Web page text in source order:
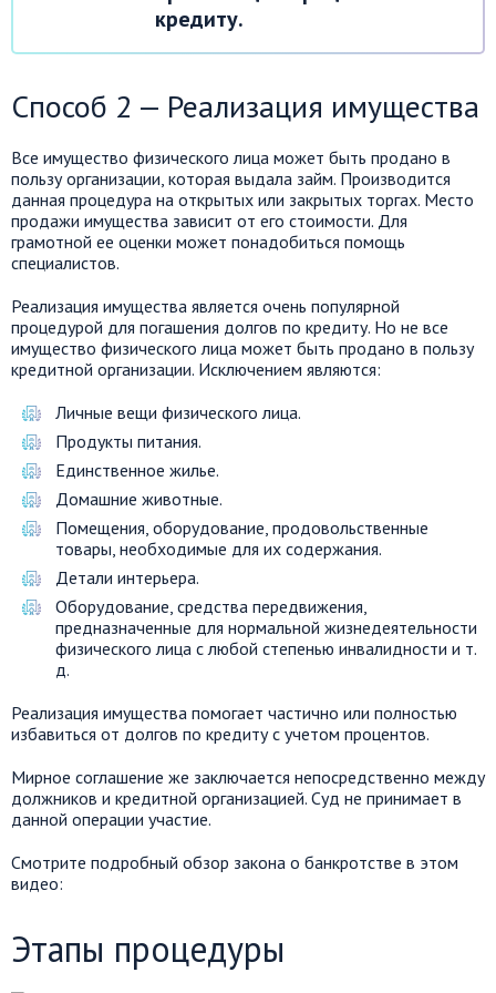
кредиту.
Способ 2 — Реализация имущества
Все имущество физического лица может быть продано в
пользу организации, которая выдала займ. Производится
данная процедура на открытых или закрытых торгах. Место
продажи имущества зависит от его стоимости. Для
грамотной ее оценки может понадобиться помощь
специалистов.
Реализация имущества является очень популярной
процедурой для погашения долгов по кредиту. Но не все
имущество физического лица может быть продано в пользу
кредитной организации. Исключением являются:
Личные вещи физического лица.
Продукты питания.
Единственное жилье.
Домашние животные.
Помещения, оборудование, продовольственные
товары, необходимые для их содержания.
Детали интерьера.
Оборудование, средства передвижения,
предназначенные для нормальной жизнедеятельности
физического лица с любой степенью инвалидности и т.
д.
Реализация имущества помогает частично или полностью
избавиться от долгов по кредиту с учетом процентов.
Мирное соглашение же заключается непосредственно между
должников и кредитной организацией. Суд не принимает в
данной операции участие.
Смотрите подробный обзор закона о банкротстве в этом
видео:
Этапы процедуры